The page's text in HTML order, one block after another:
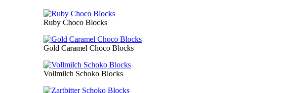
Ruby Choco Blocks
Gold Caramel Choco Blocks
Vollmilch Schoko Blocks